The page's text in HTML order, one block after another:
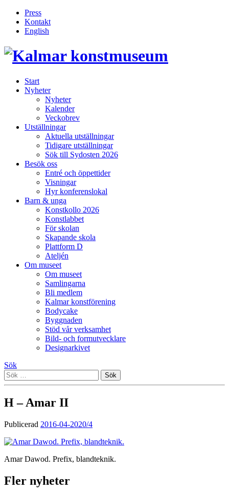
Press
Kontakt
English
Inläggsnavigering
Start
Nyheter
Nyheter
Kalender
Veckobrev
Utställningar
Aktuella utställningar
Tidigare utställningar
Sök till Sydosten 2026
Besök oss
Entré och öppettider
Visningar
Hyr konferenslokal
Barn & unga
Konstkollo 2026
Konstlabbet
För skolan
Skapande skola
Plattform D
Ateljén
Om museet
Om museet
Samlingarna
Bli medlem
Kalmar konstförening
Bodycake
Byggnaden
Stöd vår verksamhet
Bild- och formutvecklare
Designarkivet
Sök
Sök
efter:
H – Amar II
Publicerad 2016-04-2020/4
Amar Dawod. Prefix, blandteknik.
Fler nyheter